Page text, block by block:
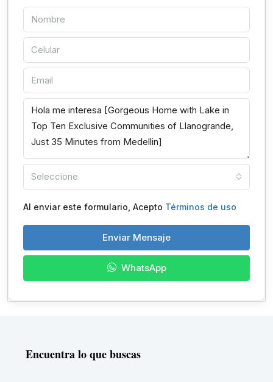
Seleccione
Al enviar este formulario, Acepto Términos de uso
Enviar Mensaje
WhatsApp
Encuentra lo que buscas